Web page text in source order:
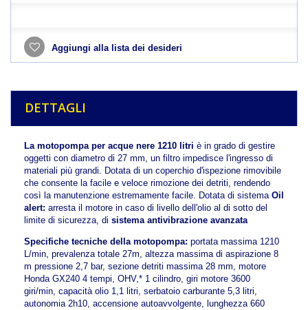
Aggiungi alla lista dei desideri
DETTAGLI
La motopompa per acque nere 1210 litri è in grado di gestire
oggetti con diametro di 27 mm, un filtro impedisce l'ingresso di
materiali più grandi. Dotata di un coperchio d'ispezione rimovibile
che consente la facile e veloce rimozione dei detriti, rendendo
così la manutenzione estremamente facile. Dotata di sistema Oil
alert: arresta il motore in caso di livello dell'olio al di sotto del
limite di sicurezza, di sistema antivibrazione avanzata
Specifiche tecniche della motopompa: portata massima 1210
L/min, prevalenza totale 27m, altezza massima di aspirazione 8
m pressione 2,7 bar, sezione detriti massima 28 mm, motore
Honda GX240 4 tempi, OHV,* 1 cilindro, giri motore 3600
giri/min, capacità olio 1,1 litri, serbatoio carburante 5,3 litri,
autonomia 2h10, accensione autoavvolgente, lunghezza 660